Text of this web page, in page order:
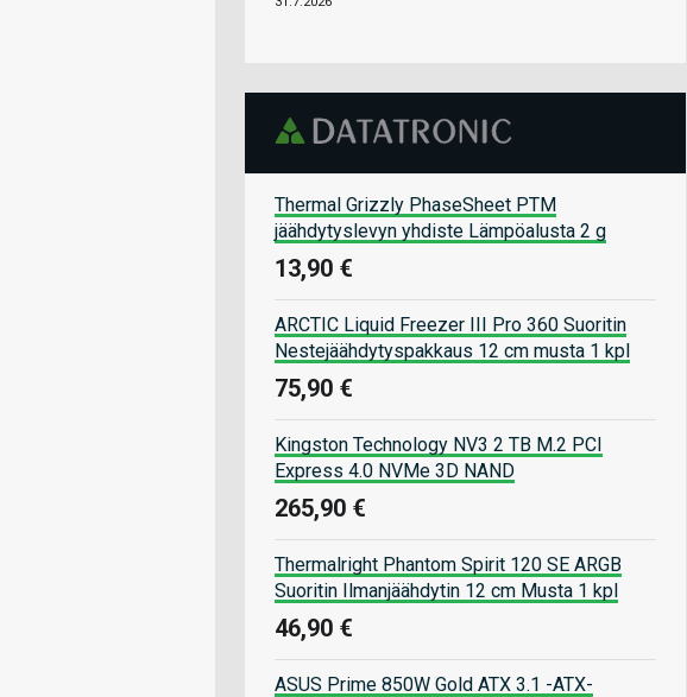
Thermal Grizzly PhaseSheet PTM
jäähdytyslevyn yhdiste Lämpöalusta 2 g
13,90 €
ARCTIC Liquid Freezer III Pro 360 Suoritin
Nestejäähdytyspakkaus 12 cm musta 1 kpl
75,90 €
Kingston Technology NV3 2 TB M.2 PCI
Express 4.0 NVMe 3D NAND
265,90 €
Thermalright Phantom Spirit 120 SE ARGB
Suoritin Ilmanjäähdytin 12 cm Musta 1 kpl
46,90 €
ASUS Prime 850W Gold ATX 3.1 -ATX-